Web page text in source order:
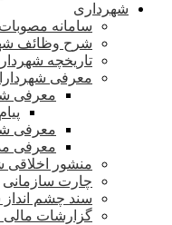
شهرداری
سامانه مصوبات
شرح وظائف
تاریخچه
معرفی
معرفی
معرفی
معرفی
منشور اخلاقی
چارت سازمانی
سند چشم
گزارشات